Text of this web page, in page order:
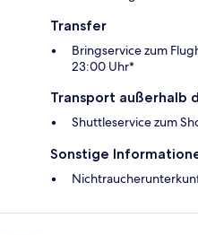
Transfer
Bringservice zum
23:00 Uhr*
Transport außerhalb
Shuttleservice zum
Sonstige